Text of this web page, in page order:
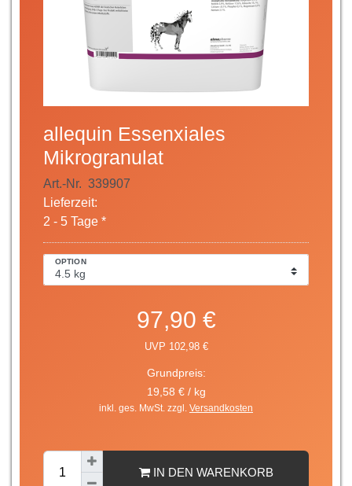
allequin Essenxiales
Mikrogranulat
Art.-Nr. 339907
Lieferzeit:
2 - 5 Tage *
OPTION
97,90 €
UVP 102,98 €
Grundpreis:
19,58 € / kg
inkl. ges. MwSt. zzgl. Versandkosten
IN DEN WARENKORB